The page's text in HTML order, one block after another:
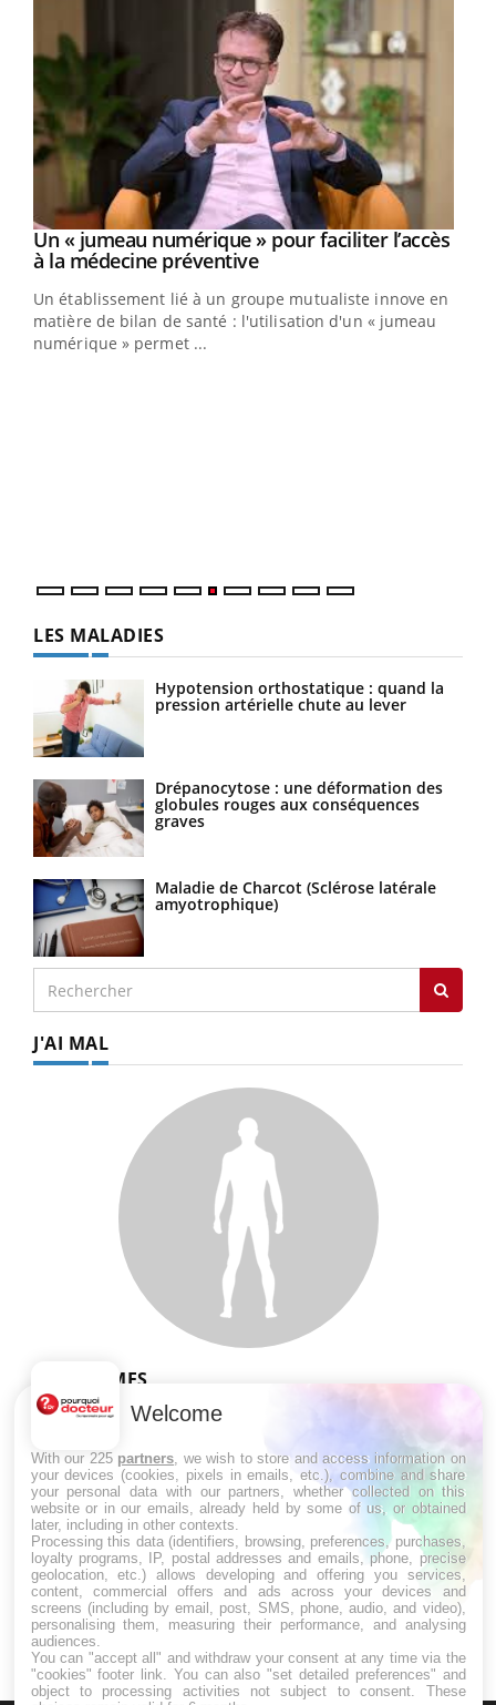
Youtube
Un « jumeau numérique » pour faciliter l’accès
à la médecine préventiveYoutube
Un établissement lié à un groupe mutualiste innove en
matière de bilan de santé : l'utilisation d'un « jumeau
numérique » permet ...
LES MALADIES
Hypotension orthostatique : quand la
pression artérielle chute au lever
Drépanocytose : une déformation des
globules rouges aux conséquences
graves
Maladie de Charcot (Sclérose latérale
amyotrophique)
J'AI MAL
SYMPTÔMES
métatarsalgies à 90 % liées à problème
d’appui
Mauvaise haleine : il faut améliorer
l’hygiène bucco-dentaire
Welcome
With our 225 partners , we wish to store and access information on
your devices (cookies, pixels in emails, etc.), combine and share
your personal data with our partners, whether collected on this
website or in our emails, already held by some of us, or obtained
later, including in other contexts.
Processing this data (identifiers, browsing, preferences, purchases,
loyalty programs, IP, postal addresses and emails, phone, precise
geolocation, etc.) allows developing and offering you services,
content, commercial offers and ads across your devices and
screens (including by email, post, SMS, phone, audio, and video),
personalising them, measuring their performance, and analysing
audiences.
You can "accept all" and withdraw your consent at any time via the
"cookies" footer link . You can also "set detailed preferences" and
object to processing activities not subject to consent. These